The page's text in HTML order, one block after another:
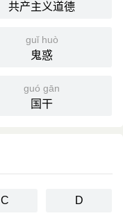
共产主义道德
guǐ huò
鬼惑
guó gān
国干
C D